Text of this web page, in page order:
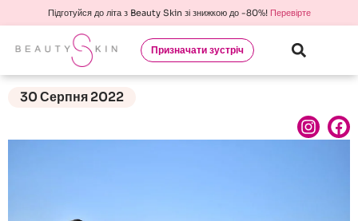
Підготуйся до літа з Beauty Skin зі знижкою до -80%! Перевірте
Призначати зустріч
30 Серпня 2022